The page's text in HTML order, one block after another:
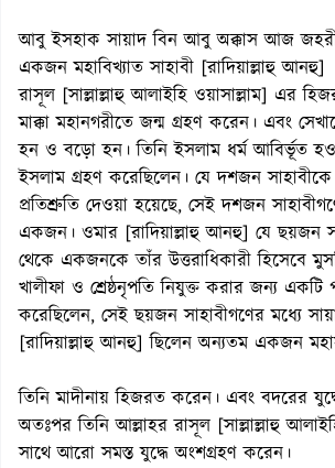
আবু ইসহাক সায়াদ বিন আবু অক্কাস আজ
একজন মহাবিখ্যাত সাহাবী [রাদিয়াল্লাহু আনহু]
রাসূল [সাল্লাল্লাহু আলাইহি ওয়াসাল্লাম] এর
মাক্কা মহানগরীতে জন্ম গ্রহণ করেন। এবং
হন ও বড়ো হন। তিনি ইসলাম ধর্ম আবির্ভূত
ইসলাম গ্রহণ করেছিলেন। যে দশজন সাহাবীকে
প্রতিশ্রুতি দেওয়া হয়েছে, সেই দশজন
একজন। ওমার [রাদিয়াল্লাহু আনহু] যে ছয়জন
থেকে একজনকে তাঁর উত্তরাধিকারী হিসেবে
খালীফা ও শ্রেষ্ঠনৃপতি নিযুক্ত করার জন্য
করেছিলেন, সেই ছয়জন সাহাবীগণের মধ্যে
[রাদিয়াল্লাহু আনহু] ছিলেন অন্যতম একজন
তিনি মাদীনায় হিজরত করেন। এবং বদরের
অতঃপর তিনি আল্লাহর রাসূল [সাল্লাল্লাহু
সাথে আরো সমস্ত যুদ্ধে অংশগ্রহণ করেন।